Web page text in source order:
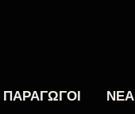
ΠΑΡΑΓΩΓΟΙ ΝΕΑ